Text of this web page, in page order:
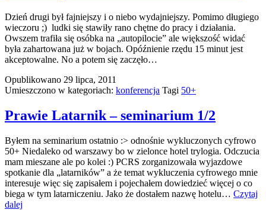
Dzień drugi był fajniejszy i o niebo wydajniejszy. Pomimo długiego
wieczoru ;) ludki się stawiły rano chętne do pracy i działania.
Owszem trafiła się osóbka na „autopilocie” ale większość widać
była zahartowana już w bojach. Opóźnienie rzędu 15 minut jest
akceptowalne. No a potem się zaczęło…
Opublikowano 29 lipca, 2011
Umieszczono w kategoriach: konferencja Tagi 50+
Prawie Latarnik – seminarium 1/2
Byłem na seminarium ostatnio :> odnośnie wykluczonych cyfrowo
50+ Niedaleko od warszawy bo w zielonce hotel trylogia. Odczucia
mam mieszane ale po kolei :) PCRS zorganizowała wyjazdowe
spotkanie dla „latarników” a że temat wykluczenia cyfrowego mnie
interesuje więc się zapisałem i pojechałem dowiedzieć więcej o co
biega w tym latarniczeniu. Jako że dostałem nazwę hotelu… Czytaj
dalej